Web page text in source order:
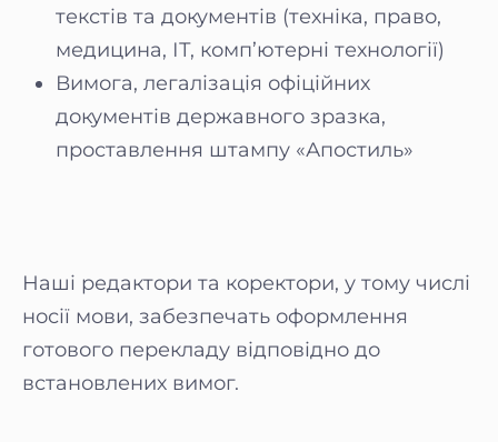
текстів та документів (техніка, право,
медицина, ІТ, комп’ютерні технології)
Вимога, легалізація офіційних
документів державного зразка,
проставлення штампу «Апостиль»
Наші редактори та коректори, у тому числі
носії мови, забезпечать оформлення
готового перекладу відповідно до
встановлених вимог.